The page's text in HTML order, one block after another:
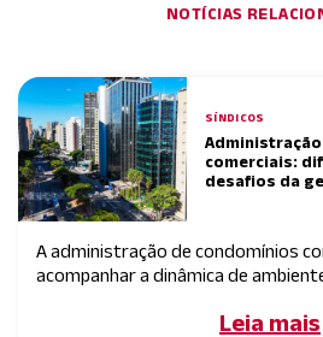
NOTÍCIAS
SÍNDICOS
comerciais:
desafios da
A administração de condomínios
acompanhar a dinâmica de
Leia mais